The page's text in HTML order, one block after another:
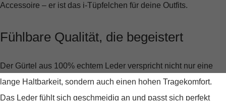
Accessoire – er ist das i-Tüpfelchen für deine Outfits.
Fühlbare Qualität, die begeistert
Der Gürtel aus 100% echtem Leder verspricht nicht nur eine
lange Haltbarkeit, sondern auch einen hohen Tragekomfort.
Das Leder fühlt sich geschmeidig an und passt sich perfekt